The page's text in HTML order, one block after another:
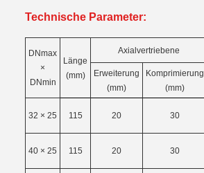
Technische Parameter:
DNmax
×
DNmin
Länge
(mm)
Axialvertriebene
Erweiterung
(mm)
Komprimierung
(mm)
32 × 25 115 20 30
40 × 25 115 20 30